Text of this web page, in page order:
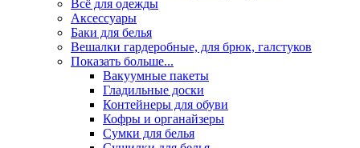
Всё для одежды
Аксессуары
Баки для белья
Вешалки гардеробные, для брюк, галстуков
Показать больше...
Вакуумные пакеты
Гладильные доски
Контейнеры для обуви
Кофры и органайзеры
Сумки для белья